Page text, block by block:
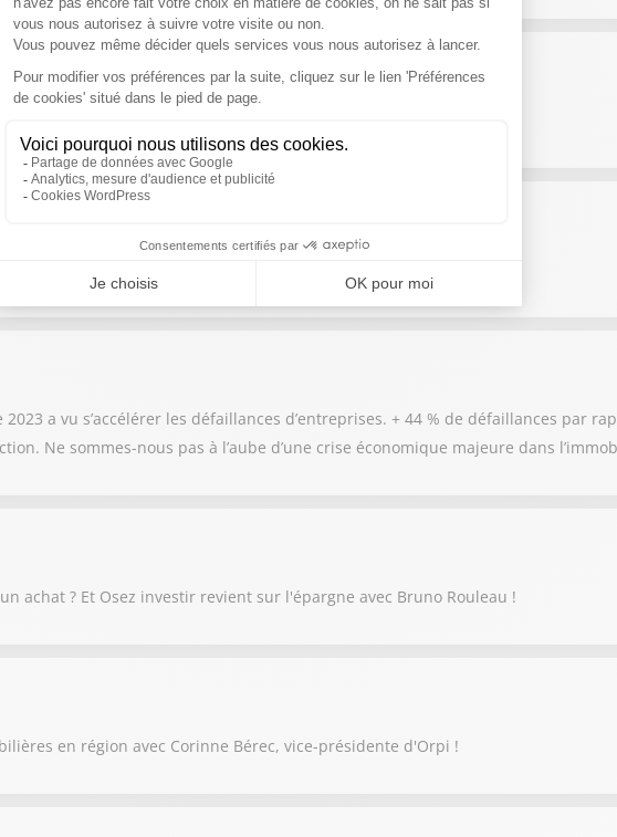
de proximité !
Guy Hoquet, pour parler de l'ancien.
a vu s’accélérer les défaillances d’entreprises. + 44 % de défaillances par
Ne sommes-nous pas à l’aube d’une crise économique majeure dans
achat ? Et Osez investir revient sur l'épargne avec Bruno Rouleau !
en région avec Corinne Bérec, vice-présidente d'Orpi !